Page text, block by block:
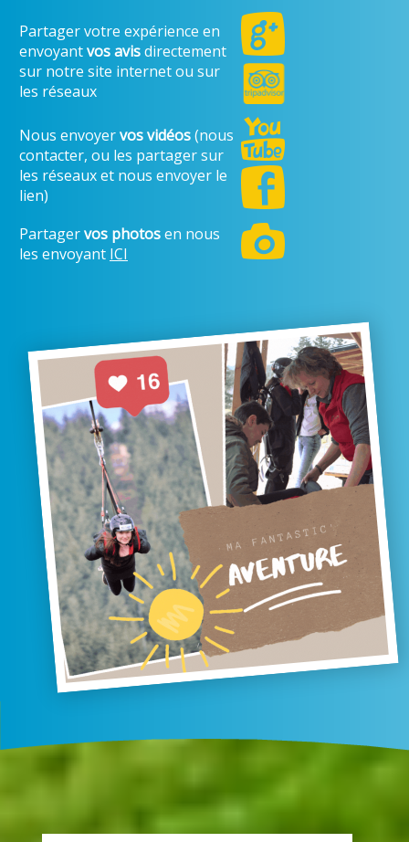
Partager votre expérience en
envoyantvos avisdirectement
sur notre site internet ou sur
les réseaux
Nous envoyervos vidéos(nous
contacter, ou les partager sur
les réseaux et nous envoyer le
lien)
Partagervos photosen nous
les envoyant ICI